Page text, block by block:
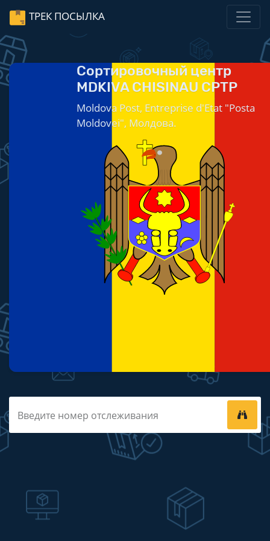
ТРЕК ПОСЫЛКА
Сортировочный центр
MDKIVA CHISINAU CPTP
Moldova Post, Entreprise d'Etat "Posta
Moldovei", Молдова.